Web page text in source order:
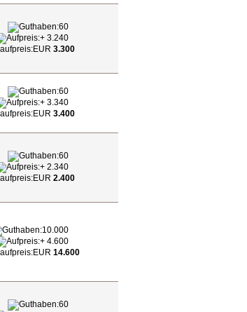
60
+ 3.240
EUR3.300
60
+ 3.340
EUR3.400
60
+ 2.340
EUR2.400
10.000
+ 4.600
EUR14.600
60